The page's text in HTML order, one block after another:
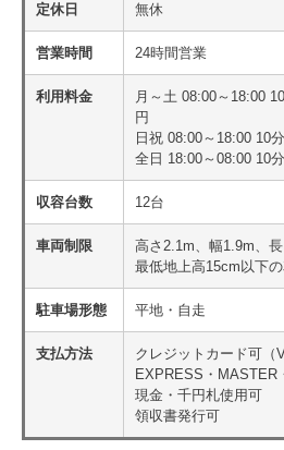
定休日 無休
営業時間 24時間営業
利用料金
月～土 08:00～18:00
円
日祝 08:00～18:00 10
全日 18:00～08:00 10
収容台数 12台
車両制限
高さ2.1m、幅1.9m、
最低地上高15cm以下
駐車場形態 平地・自走
支払方法
クレジットカード可（
EXPRESS・MASTER
現金・千円札使用可
領収書発行可